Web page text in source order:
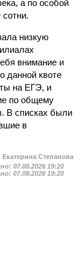
а по особой
низкую
внимание и
данной квоте
на ЕГЭ, и
по общему
В списках были
в
Екатерина Степанова
07.08.2026 19:20
07.08.2026 19:20